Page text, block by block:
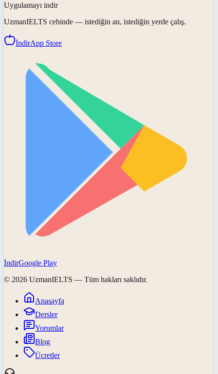
Uygulamayı indir
UzmanIELTS cebinde — istediğin an, istediğin yerde çalış.
İndirApp Store
İndirGoogle Play
© 2026 UzmanIELTS — Tüm hakları saklıdır.
Anasayfa
Dersler
Yorumlar
Blog
Ücretler